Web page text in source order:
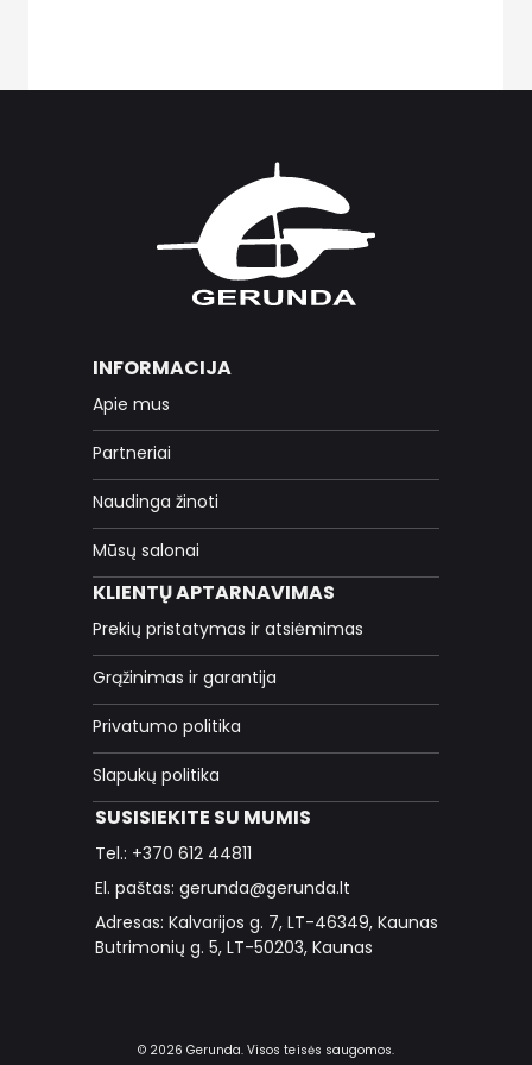
INFORMACIJA
Apie mus
Partneriai
Naudinga žinoti
Mūsų salonai
KLIENTŲ APTARNAVIMAS
Prekių pristatymas ir atsiėmimas
Grąžinimas ir garantija
Privatumo politika
Slapukų politika
SUSISIEKITE SU MUMIS
Tel.: +370 612 44811
El. paštas: gerunda@gerunda.lt
Adresas: Kalvarijos g. 7, LT-46349, Kaunas
Butrimonių g. 5, LT-50203, Kaunas
© 2026 Gerunda. Visos teisės saugomos.